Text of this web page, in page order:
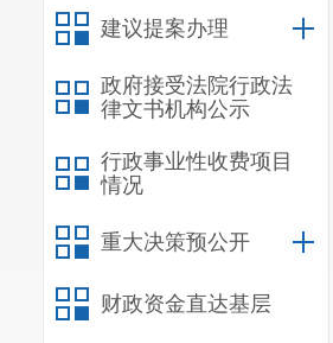
建议提案办理
政府接受法院行政法
律文书机构公示
行政事业性收费项目
情况
重大决策预公开
财政资金直达基层